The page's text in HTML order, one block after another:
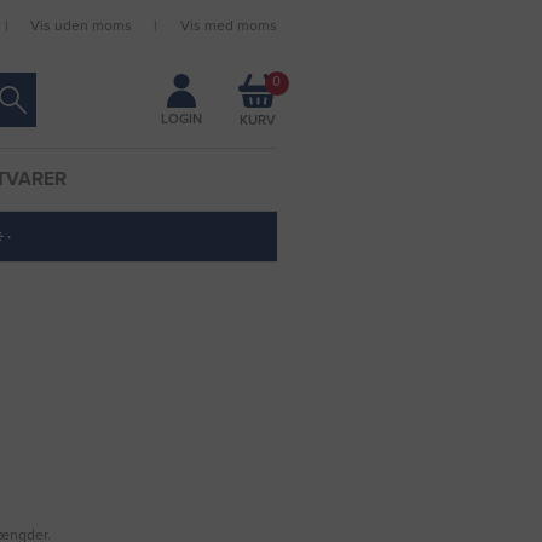
Forbliv logget ind
Vis uden moms Vis med moms
LOGIN
0